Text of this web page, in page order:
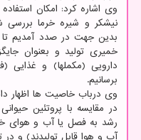
وی اشاره کرد: امکان
نیشکر و شیره خرما
بدین جهت در صدد آمدیم تا
خمیری تولید و بعنوان
دارویی (مکملها) و غذایی
برسانیم.
وی درباب خاصیت ها اظهار
در مقایسه با پروتئین
رشد به فصل یا آب و هوای
آب و هوا قابل تولیدند) و در